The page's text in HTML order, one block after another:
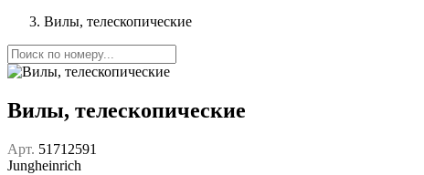
Вилы, телескопические
Вилы, телескопические
Арт. 51712591
Jungheinrich